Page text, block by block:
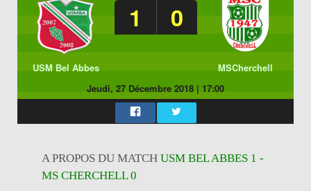
1 0
USM Bel Abbes
MSCherchell
Jeudi, 27 Décembre 2018 | 17:00
A PROPOS DU MATCH USM BEL ABBES 1 -
MS CHERCHELL 0